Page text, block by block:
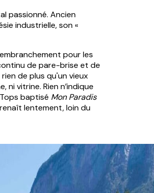
passionné. Ancien
industrielle, son «
pour les
de pare-brise et de
de plus qu'un vieux
ni vitrine. Rien n’indique
baptisé Mon Paradis
lentement, loin du